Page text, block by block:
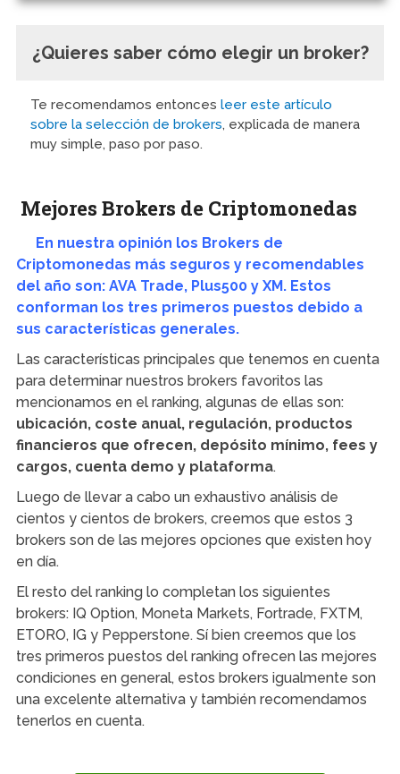
¿Quieres saber cómo elegir un broker?
Te recomendamos entonces leer este artículo
sobre la selección de brokers, explicada de manera
muy simple, paso por paso.
Mejores Brokers de Criptomonedas
En nuestra opinión los Brokers de
Criptomonedas más seguros y recomendables
del año son: AVA Trade, Plus500 y XM. Estos
conforman los tres primeros puestos debido a
sus características generales.
Las características principales que tenemos en cuenta
para determinar nuestros brokers favoritos las
mencionamos en el ranking, algunas de ellas son:
ubicación, coste anual, regulación, productos
financieros que ofrecen, depósito mínimo, fees y
cargos, cuenta demo y plataforma.
Luego de llevar a cabo un exhaustivo análisis de
cientos y cientos de brokers, creemos que estos 3
brokers son de las mejores opciones que existen hoy
en día.
El resto del ranking lo completan los siguientes
brokers: IQ Option, Moneta Markets, Fortrade, FXTM,
ETORO, IG y Pepperstone. Sí bien creemos que los
tres primeros puestos del ranking ofrecen las mejores
condiciones en general, estos brokers igualmente son
una excelente alternativa y también recomendamos
tenerlos en cuenta.